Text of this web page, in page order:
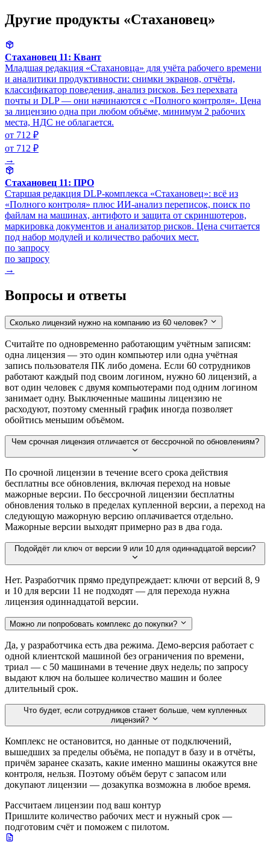
Другие продукты «Стахановец»
Стахановец 11: Квант
Младшая редакция «Стахановца» для учёта рабочего времени
и аналитики продуктивности: снимки экранов, отчёты,
классификатор поведения, анализ рисков. Без перехвата
почты и DLP — они начинаются с «Полного контроля». Цена
за лицензию одна при любом объёме, минимум 2 рабочих
места, НДС не облагается.
от 712 ₽
от 712 ₽
→
Стахановец 11: ПРО
Старшая редакция DLP-комплекса «Стахановец»: всё из
«Полного контроля» плюс ИИ-анализ переписок, поиск по
файлам на машинах, антифото и защита от скриншотеров,
маркировка документов и анализатор рисков. Цена считается
под набор модулей и количество рабочих мест.
по запросу
по запросу
→
Вопросы и ответы
Сколько лицензий нужно на компанию из 60 человек?
Считайте по одновременно работающим учётным записям:
одна лицензия — это один компьютер или одна учётная
запись пользователя ПК либо домена. Если 60 сотрудников
работают каждый под своим логином, нужно 60 лицензий, а
вот один человек с двумя компьютерами под одним логином
занимает одну. Выключенные машины лицензию не
расходуют, поэтому сменный график иногда позволяет
обойтись меньшим объёмом.
Чем срочная лицензия отличается от бессрочной по обновлениям?
По срочной лицензии в течение всего срока действия
бесплатны все обновления, включая переход на новые
мажорные версии. По бессрочной лицензии бесплатны
обновления только в пределах купленной версии, а переход на
следующую мажорную версию оплачивается отдельно.
Мажорные версии выходят примерно раз в два года.
Подойдёт ли ключ от версии 9 или 10 для одиннадцатой версии?
Нет. Разработчик прямо предупреждает: ключи от версий 8, 9
и 10 для версии 11 не подходят — для перехода нужна
лицензия одиннадцатой версии.
Можно ли попробовать комплекс до покупки?
Да, у разработчика есть два режима. Демо-версия работает с
одной клиентской машиной без ограничения по времени,
триал — с 50 машинами в течение двух недель; по запросу
выдают ключ на большее количество машин и более
длительный срок.
Что будет, если сотрудников станет больше, чем купленных
лицензий?
Комплекс не остановится, но данные от подключений,
вышедших за пределы объёма, не попадут в базу и в отчёты,
причём заранее сказать, какие именно машины окажутся вне
контроля, нельзя. Поэтому объём берут с запасом или
докупают лицензии — дозакупка возможна в любое время.
Рассчитаем лицензии под ваш контур
Пришлите количество рабочих мест и нужный срок —
подготовим счёт и поможем с пилотом.